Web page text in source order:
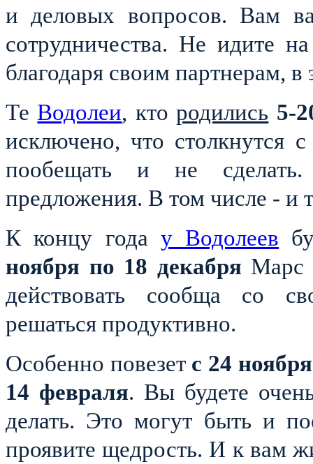
и деловых вопросов. Вам
сотрудничества. Не идите
благодаря своим партнерам, в
Те Водолеи, ктородились 5-
исключено, что столкнутся
пообещать и не
предложения. В том числе - и
К концу года у Водолеев
ноября по 18 декабря
действовать сообща со
решаться продуктивно.
Особенно повезет с 24
14 февраля. Вы будете
делать. Это могут быть и
проявите щедрость. И к вам